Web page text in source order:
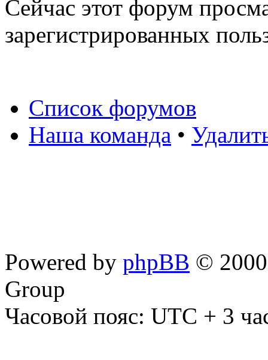
Сейчас этот форум
зарегистрированных
Список форумов
Наша команда •
Powered by phpBB ©
Group
Часовой пояс: UTC + 3